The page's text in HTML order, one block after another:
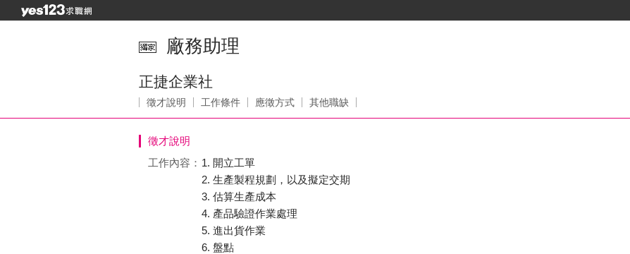
廠務助理
正捷企業社
徵才說明 工作條件 應徵方式 其他職缺
徵才說明
工作內容： 1. 開立工單
2. 生產製程規劃，以及擬定交期
3. 估算生產成本
4. 產品驗證作業處理
5. 進出貨作業
6. 盤點